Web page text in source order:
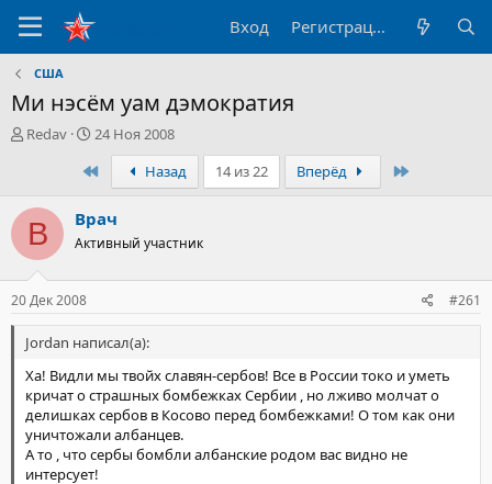
Вход Регистрация
США
Ми нэсём уам дэмократия
А
р
е
м
ы
Redav
Д
т
н
а
ч
24 Ноя 2008
ПервыйНазад 14 из 22 Вперёд
В Врач
Активный участник
20 Дек 2008 #261
Jordan написал(а):
Ха! Видли мы твойх славян-сербов! Все в России токо и уметь
кричат о страшных бомбежках Сербии , но лживо молчат о
делишках сербов в Косово перед бомбежками! О том как они
уничтожали албанцев.
А то , что сербы бомбли албанские родом вас видно не
интерсует!